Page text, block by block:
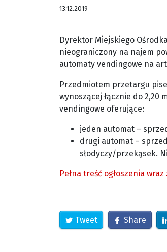
13.12.2019
Dyrektor Miejskiego
nieograniczony na najem
automaty vendingowe na
Przedmiotem przetargu
wynoszącej łącznie do 2,20
vendingowe oferujące:
jeden automat –
drugi automat –
słodyczy/przekąsek.
Pełna treść ogłoszenia
Tweet Share